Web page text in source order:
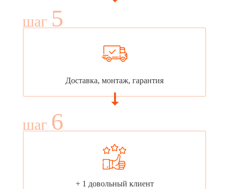
шаг 5
Доставка, монтаж, гарантия
шаг 6
+ 1 довольный клиент